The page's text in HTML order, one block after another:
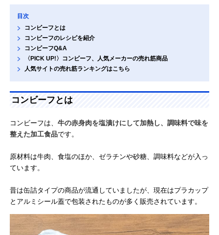
目次
コンビーフとは
コンビーフのレシピを紹介
コンビーフQ&A
〈PICK UP!〉コンビーフ、人気メーカーの売れ筋商品
人気サイトの売れ筋ランキングはこちら
コンビーフとは
コンビーフは、 牛の赤身肉を塩漬けにして加熱し、調味料で味を
整えた加工食品です。
原材料は牛肉、食塩のほか、ゼラチンや砂糖、調味料などが入っ
ています。
昔は缶詰タイプの商品が流通していましたが、現在はプラカップ
とアルミシール蓋で包装されたものが多く販売されています。